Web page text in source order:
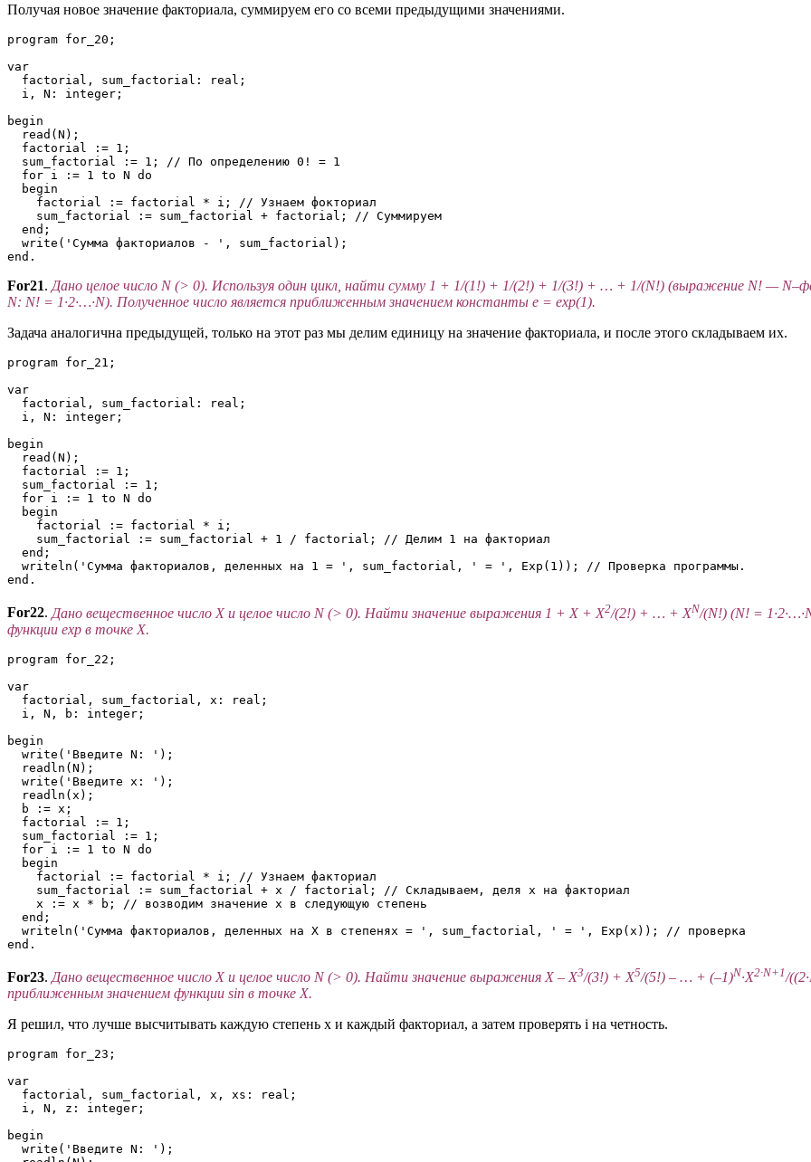
Получая новое значение факториала, суммируем его со всеми предыдущими значениями.
program for_20;
var
  factorial, sum_factorial: real;
  i, N: integer;
begin
  read(N);
  factorial := 1;
  sum_factorial := 1; // По определению 0! = 1
  for i := 1 to N do
  begin
    factorial := factorial * i; // Узнаем фокториал
    sum_factorial := sum_factorial + factorial; // Суммируем
  end;
  write('Сумма факториалов - ', sum_factorial);
end.
For21.Дано целое число N (> 0). Используя один цикл, найти сумму 1 + 1/(1!) + 1/(2!) + 1/(3!) + … + 1/(N!) (выражение N! —
N: N! = 1·2·…·N). Полученное число является приближенным значением константы e = exp(1).
Задача аналогична предыдущей, только на этот раз мы делим единицу на значение факториала, и после этого складываем их.
program for_21;
var
  factorial, sum_factorial: real;
  i, N: integer;
begin
  read(N);
  factorial := 1;
  sum_factorial := 1;
  for i := 1 to N do
  begin
    factorial := factorial * i;
    sum_factorial := sum_factorial + 1 / factorial; // Делим 1 на факториал
  end;
  writeln('Сумма факториалов, деленных на 1 = ', sum_factorial, ' = ', Exp(1)); // Проверка программы.
end.
For22. Дано вещественное число X и целое число N (> 0). Найти значение выражения 1 + X + X2/(2!) + … + XN/(N!) (N! =
функции exp в точке X.
program for_22;
var
  factorial, sum_factorial, x: real;
  i, N, b: integer;
begin
  write('Введите N: ');
  readln(N);
  write('Введите x: ');
  readln(x);
  b := x;
  factorial := 1;
  sum_factorial := 1;
  for i := 1 to N do
  begin
    factorial := factorial * i; // Узнаем факториал
    sum_factorial := sum_factorial + x / factorial; // Складываем, деля х на факториал
    x := x * b; // возводим значение х в следующую степень
  end;
  writeln('Сумма факториалов, деленных на X в степенях = ', sum_factorial, ' = ', Exp(x)); // проверка
end.
For23. Дано вещественное число X и целое число N (> 0). Найти значение выражения X – X3/(3!) + X5/(5!) – … + (–1)N·X2·N+1/
приближенным значением функции sin в точке X.
Я решил, что лучше высчитывать каждую степень х и каждый факториал, а затем проверять i на четность.
program for_23;
var
  factorial, sum_factorial, x, xs: real;
  i, N, z: integer;
begin
  write('Введите N: ');